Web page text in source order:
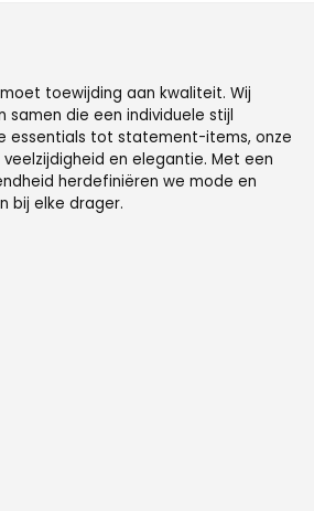
toewijding aan kwaliteit. Wij
samen die een individuele stijl
essentials tot statement-items, onze
en elegantie. Met een
herdefiniëren we mode en
bij elke drager.